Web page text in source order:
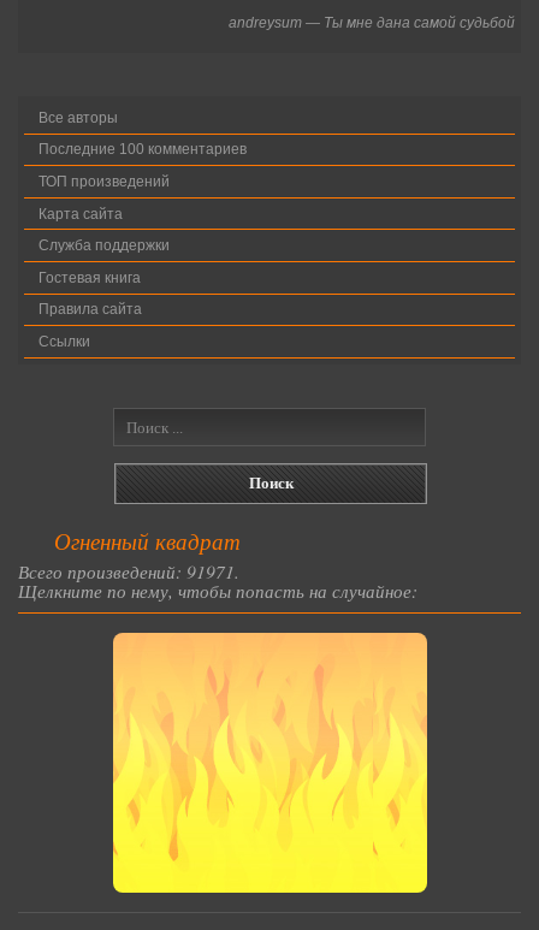
andreysum — Ты мне дана самой судьбой
Все авторы
Последние 100 комментариев
ТОП произведений
Карта сайта
Служба поддержки
Гостевая книга
Правила сайта
Ссылки
Огненный квадрат
Всего произведений: 91971.
Щелкните по нему, чтобы попасть на случайное: